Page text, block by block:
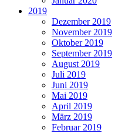
2019
Dezember 2019
November 2019
Oktober 2019
September 2019
August 2019
Juli 2019
Juni 2019
Mai 2019
April 2019
März 2019
Februar 2019